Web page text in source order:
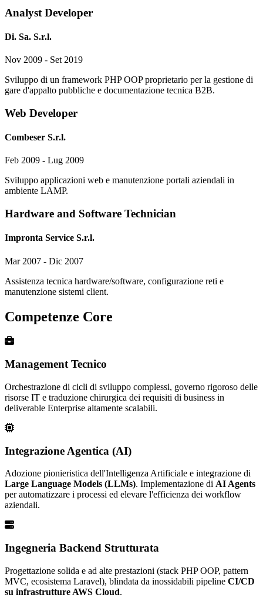
Analyst Developer
Di. Sa. S.r.l.
Nov 2009 - Set 2019
Sviluppo di un framework PHP OOP proprietario per la gestione di
gare d'appalto pubbliche e documentazione tecnica B2B.
Web Developer
Combeser S.r.l.
Feb 2009 - Lug 2009
Sviluppo applicazioni web e manutenzione portali aziendali in
ambiente LAMP.
Hardware and Software Technician
Impronta Service S.r.l.
Mar 2007 - Dic 2007
Assistenza tecnica hardware/software, configurazione reti e
manutenzione sistemi client.
Competenze Core
Management Tecnico
Orchestrazione di cicli di sviluppo complessi, governo rigoroso delle
risorse IT e traduzione chirurgica dei requisiti di business in
deliverable Enterprise altamente scalabili.
Integrazione Agentica (AI)
Adozione pionieristica dell'Intelligenza Artificiale e integrazione di
Large Language Models (LLMs). Implementazione di AI Agents
per automatizzare i processi ed elevare l'efficienza dei workflow
aziendali.
Ingegneria Backend Strutturata
Progettazione solida e ad alte prestazioni (stack PHP OOP, pattern
MVC, ecosistema Laravel), blindata da inossidabili pipeline CI/CD
su infrastrutture AWS Cloud.